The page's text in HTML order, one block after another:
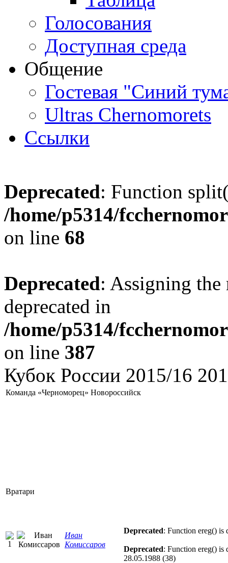
Голосования
Доступная среда
Общение
Гостевая "Синий
Ultras Chernomorets
Ссылки
Deprecated: Function
/home/p5314/
on line 68
Deprecated: Assigning the
deprecated in
/home/p5314/
on line 387
Кубок России 2015/16
Команда «Черноморец» Новороссийск
Вратари
Иван
Комиссаров
Deprecated: Function ereg() is
Deprecated: Function ereg() is
28.05.1988 (38)